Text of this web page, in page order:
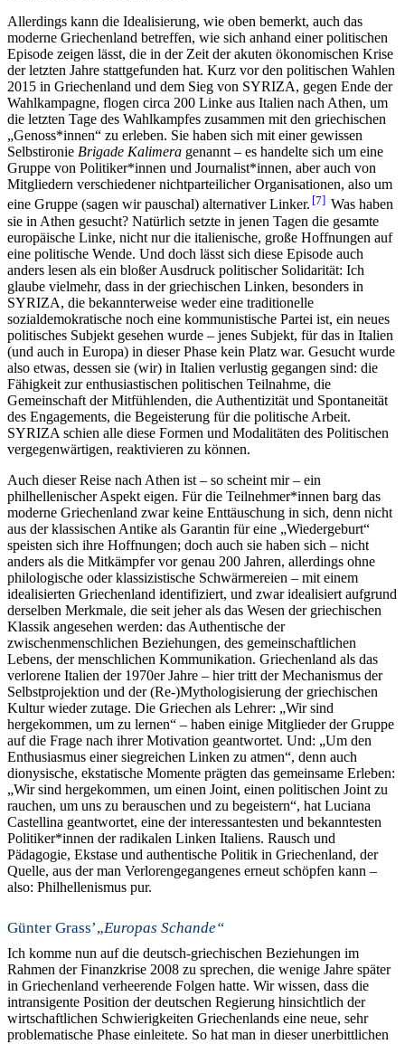
Allerdings kann die Idealisierung, wie oben bemerkt, auch das
moderne Griechenland betreffen, wie sich anhand einer politischen
Episode zeigen lässt, die in der Zeit der akuten ökonomischen Krise
der letzten Jahre stattgefunden hat. Kurz vor den politischen Wahlen
2015 in Griechenland und dem Sieg von SYRIZA, gegen Ende der
Wahlkampagne, flogen circa 200 Linke aus Italien nach Athen, um
die letzten Tage des Wahlkampfes zusammen mit den griechischen
„Genoss*innen“ zu erleben. Sie haben sich mit einer gewissen
Selbstironie Brigade Kalimera genannt – es handelte sich um eine
Gruppe von Politiker*innen und Journalist*innen, aber auch von
Mitgliedern verschiedener nichtparteilicher Organisationen, also um
eine Gruppe (sagen wir pauschal) alternativer Linker. 7
Was haben
sie in Athen gesucht? Natürlich setzte in jenen Tagen die gesamte
europäische Linke, nicht nur die italienische, große Hoffnungen auf
eine politische Wende. Und doch lässt sich diese Episode auch
anders lesen als ein bloßer Ausdruck politischer Solidarität: Ich
glaube vielmehr, dass in der griechischen Linken, besonders in
SYRIZA, die bekannterweise weder eine traditionelle
sozialdemokratische noch eine kommunistische Partei ist, ein neues
politisches Subjekt gesehen wurde – jenes Subjekt, für das in Italien
(und auch in Europa) in dieser Phase kein Platz war. Gesucht wurde
also etwas, dessen sie (wir) in Italien verlustig gegangen sind: die
Fähigkeit zur enthusiastischen politischen Teilnahme, die
Gemeinschaft der Mitfühlenden, die Authentizität und Spontaneität
des Engagements, die Begeisterung für die politische Arbeit.
SYRIZA schien alle diese Formen und Modalitäten des Politischen
vergegenwärtigen, reaktivieren zu können.
Auch dieser Reise nach Athen ist – so scheint mir – ein
philhellenischer Aspekt eigen. Für die Teilnehmer*innen barg das
moderne Griechenland zwar keine Enttäuschung in sich, denn nicht
aus der klassischen Antike als Garantin für eine „Wiedergeburt“
speisten sich ihre Hoffnungen; doch auch sie haben sich – nicht
anders als die Mitkämpfer vor genau 200 Jahren, allerdings ohne
philologische oder klassizistische Schwärmereien – mit einem
idealisierten Griechenland identifiziert, und zwar idealisiert aufgrund
derselben Merkmale, die seit jeher als das Wesen der griechischen
Klassik angesehen werden: das Authentische der
zwischenmenschlichen Beziehungen, des gemeinschaftlichen
Lebens, der menschlichen Kommunikation. Griechenland als das
verlorene Italien der 1970er Jahre – hier tritt der Mechanismus der
Selbstprojektion und der (Re-)Mythologisierung der griechischen
Kultur wieder zutage. Die Griechen als Lehrer: „Wir sind
hergekommen, um zu lernen“ – haben einige Mitglieder der Gruppe
auf die Frage nach ihrer Motivation geantwortet. Und: „Um den
Enthusiasmus einer siegreichen Linken zu atmen“, denn auch
dionysische, ekstatische Momente prägten das gemeinsame Erleben:
„Wir sind hergekommen, um einen Joint, einen politischen Joint zu
rauchen, um uns zu berauschen und zu begeistern“, hat Luciana
Castellina geantwortet, eine der interessantesten und bekanntesten
Politiker*innen der radikalen Linken Italiens. Rausch und
Pädagogie, Ekstase und authentische Politik in Griechenland, der
Quelle, aus der man Verlorengegangenes erneut schöpfen kann –
also: Philhellenismus pur.
Günter Grass’„Europas Schande“
Ich komme nun auf die deutsch-griechischen Beziehungen im
Rahmen der Finanzkrise 2008 zu sprechen, die wenige Jahre später
in Griechenland verheerende Folgen hatte. Wir wissen, dass die
intransigente Position der deutschen Regierung hinsichtlich der
wirtschaftlichen Schwierigkeiten Griechenlands eine neue, sehr
problematische Phase einleitete. So hat man in dieser unerbittlichen